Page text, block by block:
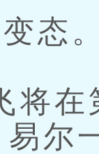
态
在
易尔